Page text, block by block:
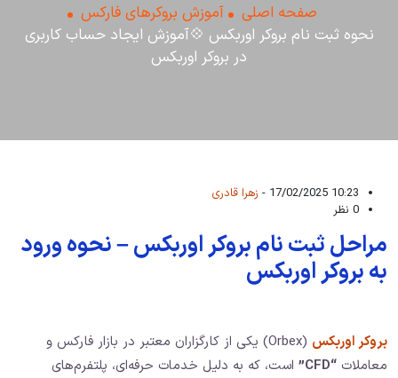
صفحه اصلی
آموزش بروکرهای فارکس
نحوه ثبت نام بروکر اوربکس 💠آموزش ایجاد حساب کاربری
در بروکر اوربکس
10:23 17/02/2025 -
زهرا قادری
0 نظر
مراحل ثبت نام بروکر اوربکس – نحوه ورود
به بروکر اوربکس
بروکر اوربکس
(Orbex) یکی از کارگزاران معتبر در بازار فارکس و
معاملات “CFD”
است، که به دلیل خدمات حرفه‌ای، پلتفرم‌های